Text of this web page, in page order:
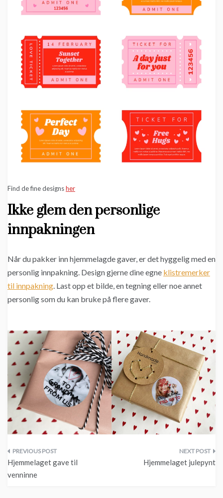
Find de fine designsher
Ikke glem den personlige
innpakningen
Når du pakker inn hjemmelagde gaver, er det hyggelig med en
personlig innpakning. Design gjerne dine egne klistremerker
til innpakning . Last opp et bilde, en tegning eller noe annet
personlig som du kan bruke på flere gaver.
Innleggsnavigasjon
Hjemmelaget gave til
venninne
Hjemmelaget julepynt